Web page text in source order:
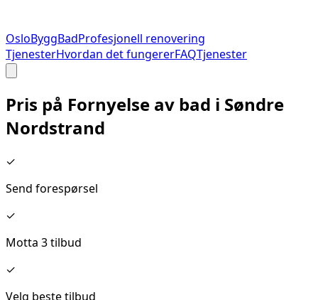
OsloByggBadProfesjonell renovering
TjenesterHvordan det fungererFAQTjenester
Pris på Fornyelse av bad i Søndre
Nordstrand
✓
Send forespørsel
✓
Motta 3 tilbud
✓
Velg beste tilbud